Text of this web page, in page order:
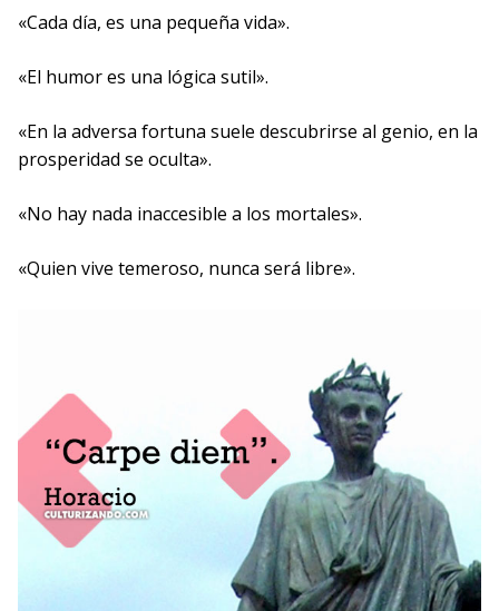
«Cada día, es una pequeña vida».
«El humor es una lógica sutil».
«En la adversa fortuna suele descubrirse al genio, en la
prosperidad se oculta».
«No hay nada inaccesible a los mortales».
«Quien vive temeroso, nunca será libre».